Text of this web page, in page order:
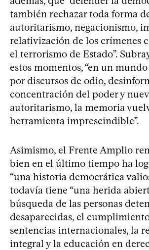
también rechazar toda forma
autoritarismo, negacionismo,
relativización de los crímenes
el terrorismo de Estado”.
estos momentos, “en un
por discursos de odio,
concentración del poder y
autoritarismo, la memoria
herramienta imprescindible”.
Asimismo, el Frente Amplio
bien en el último tiempo ha
“una historia democrática
todavía tiene “una herida
búsqueda de las personas
desaparecidas, el
sentencias internacionales, la
integral y la educación en